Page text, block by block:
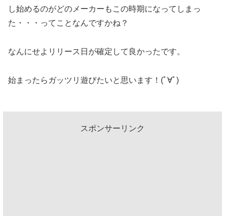
し始めるのがどのメーカーもこの時期になってしまっ
た・・・ってことなんですかね？
なんにせよリリース日が確定して良かったです。
始まったらガッツリ遊びたいと思います！(ﾟ∀ﾟ)
スポンサーリンク